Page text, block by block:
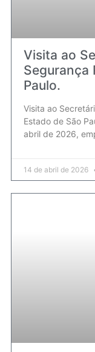
Visita ao
Segurança
Paulo.
Visita ao
Estado de São
abril de 2026,
14 de abril de 2026